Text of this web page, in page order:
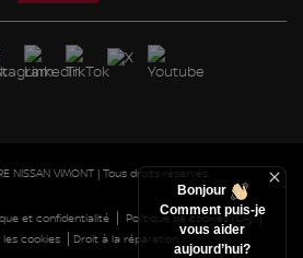
NISSAN VIMONT| Tous droits réservés.
et confidentialité| Politique de cookies (CA)|
cookies| Droit à la réparation
Bonjour
Comment puis-je
vous aider
aujourd’hui?